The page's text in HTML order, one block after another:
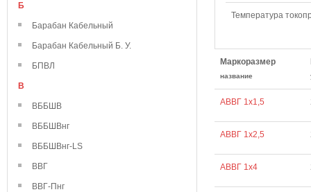
Б
Барабан Кабельный
Барабан Кабельный Б. У.
БПВЛ
В
ВББШВ
ВББШВнг
ВББШВнг-LS
ВВГ
ВВГ-Пнг
Температура
Маркоразмер
название
АВВГ 1х1,5
АВВГ 1х2,5
АВВГ 1х4